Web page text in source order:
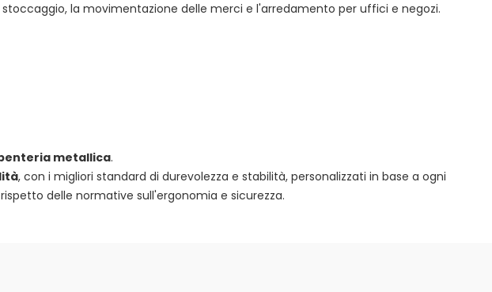
la movimentazione delle merci e l'arredamento per uffici e negozi.
metallica.
, con i migliori standard di durevolezza e stabilità, personalizzati in base a ogni
delle normative sull'ergonomia e sicurezza.